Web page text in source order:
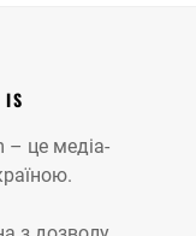
– це медіа-